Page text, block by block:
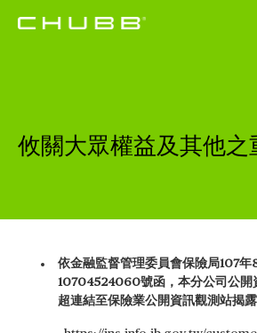
攸關大眾權益及其他之
依金融監督管理委員會保險局107年
10704524060號函，本分公司公開
超連結至保險業公開資訊觀測站揭露